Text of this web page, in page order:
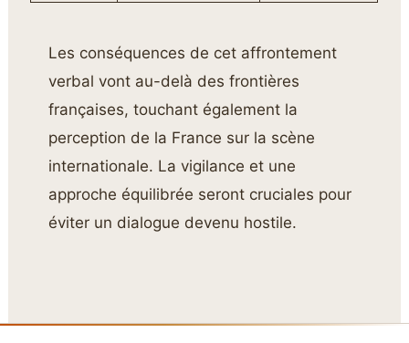
Les conséquences de cet affrontement
verbal vont au-delà des frontières
françaises, touchant également la
perception de la France sur la scène
internationale. La vigilance et une
approche équilibrée seront cruciales pour
éviter un dialogue devenu hostile.